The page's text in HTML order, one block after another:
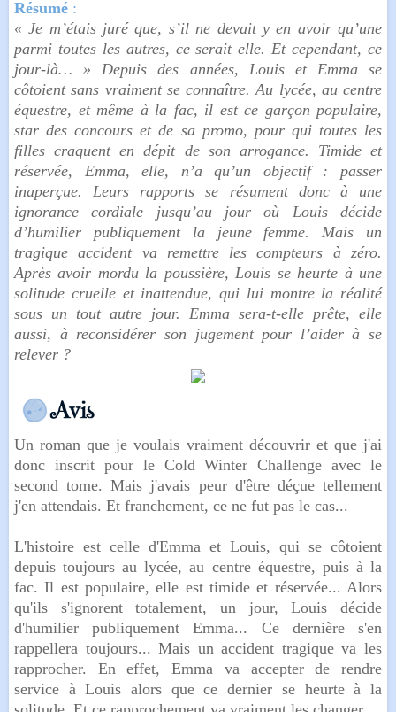
Résumé :
« Je m’étais juré que, s’il ne devait y en avoir qu’une
parmi toutes les autres, ce serait elle. Et cependant, ce
jour-là… » Depuis des années, Louis et Emma se
côtoient sans vraiment se connaître. Au lycée, au centre
équestre, et même à la fac, il est ce garçon populaire,
star des concours et de sa promo, pour qui toutes les
filles craquent en dépit de son arrogance. Timide et
réservée, Emma, elle, n’a qu’un objectif : passer
inaperçue. Leurs rapports se résument donc à une
ignorance cordiale jusqu’au jour où Louis décide
d’humilier publiquement la jeune femme. Mais un
tragique accident va remettre les compteurs à zéro.
Après avoir mordu la poussière, Louis se heurte à une
solitude cruelle et inattendue, qui lui montre la réalité
sous un tout autre jour. Emma sera-t-elle prête, elle
aussi, à reconsidérer son jugement pour l’aider à se
relever ?
Un roman que je voulais vraiment découvrir et que j'ai
donc inscrit pour le Cold Winter Challenge avec le
second tome. Mais j'avais peur d'être déçue tellement
j'en attendais. Et franchement, ce ne fut pas le cas...
L'histoire est celle d'Emma et Louis, qui se côtoient
depuis toujours au lycée, au centre équestre, puis à la
fac. Il est populaire, elle est timide et réservée... Alors
qu'ils s'ignorent totalement, un jour, Louis décide
d'humilier publiquement Emma... Ce dernière s'en
rappellera toujours... Mais un accident tragique va les
rapprocher. En effet, Emma va accepter de rendre
service à Louis alors que ce dernier se heurte à la